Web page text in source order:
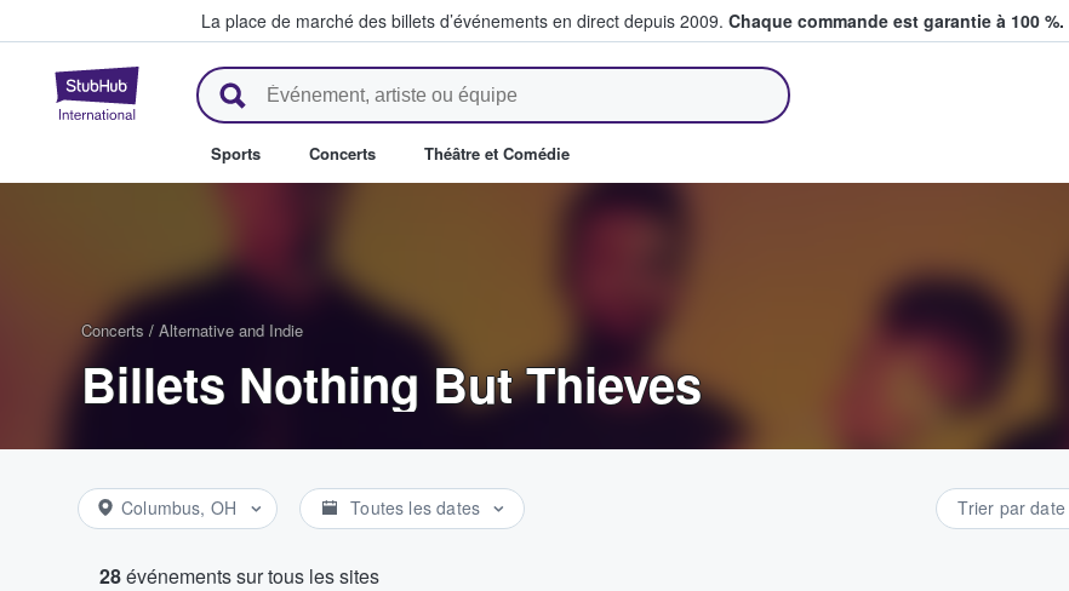
La place de marché des billets d’événements en direct depuis 2009. Chaque commande est garantie à 100 %.
StubHub - Où les fans achètent et vendent des billets
Sports Concerts Théâtre et Comédie
Concerts / Alternative and Indie
Billets Nothing But Thieves
Columbus, OH Toutes les dates Trier par date
28événements sur tous les sites